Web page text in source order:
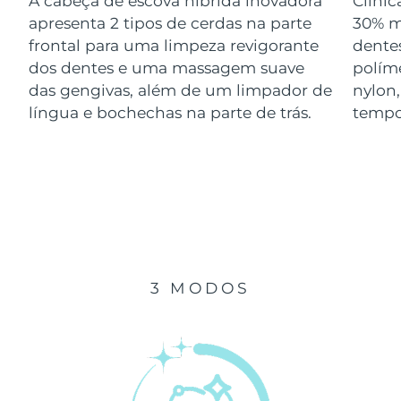
apresenta 2 tipos de cerdas na parte
frontal para uma limpeza revigorante
dos dentes e uma massagem suave
das gengivas, além de um limpador de
língua e bochechas na parte de trás.
30%
3 MODOS
Luxemburgo Entrega prevista 8/8/26
Macau, RAE da
China
Entrega prevista 8/10/26
Malásia Entrega prevista 8/11/26
Entrega prevista
Entrega prevista